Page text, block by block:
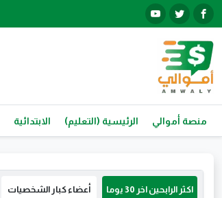
منصة أموالي الرئيسية (التعليم) الابتدائية
اكثر الرابحين اخر 30 يوما أعضاء كبار الشخصيات